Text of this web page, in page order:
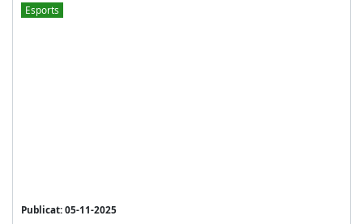
Esports
Publicat: 05-11-2025